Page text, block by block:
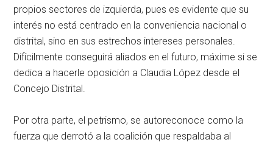
propios sectores de izquierda, pues es evidente que su
interés no está centrado en la conveniencia nacional o
distrital, sino en sus estrechos intereses personales.
Difícilmente conseguirá aliados en el futuro, máxime si se
dedica a hacerle oposición a Claudia López desde el
Concejo Distrital.
Por otra parte, el petrismo, se autoreconoce como la
fuerza que derrotó a la coalición que respaldaba al